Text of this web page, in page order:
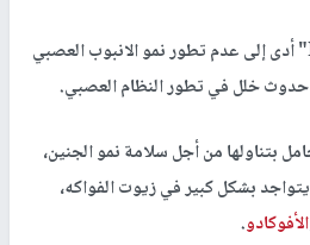
ولاحظوا أن نقص فيتامين "E" أدى إلى عدم تطور نمو الانبوب العصبي
حدوث خلل في تطور النظام العصبي.
بتناولها من أجل سلامة نمو الجنين،
يتواجد بشكل كبير في زيوت الفواكه،
الأفوكادو.